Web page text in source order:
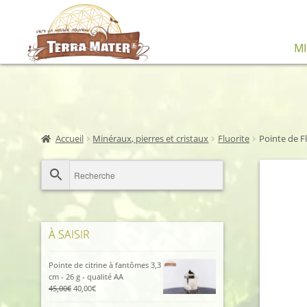
Aller
à
la
Aller
au
contenu
Accueil Minéraux, pierres et cristaux Fluorite Pointe de
À SAISIR
Pointe de citrine à fantômes 3,3
cm - 26 g - qualité AA
45,00€ Le
40,00€Le